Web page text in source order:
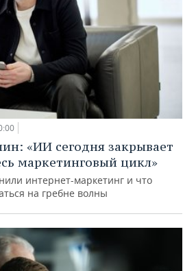
«ИИ сегодня закрывает
маркетинговый цикл»
интернет-маркетинг и что
на гребне волны